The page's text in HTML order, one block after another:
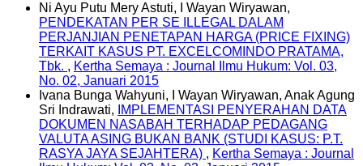
Ni Ayu Putu Mery Astuti, I Wayan Wiryawan,
PENDEKATAN PER SE ILLEGAL DALAM
PERJANJIAN PENETAPAN HARGA (PRICE FIXING)
TERKAIT KASUS PT. EXCELCOMINDO PRATAMA,
Tbk. , Kertha Semaya : Journal Ilmu Hukum: Vol. 03,
No. 02, Januari 2015
Ivana Bunga Wahyuni, I Wayan Wiryawan, Anak Agung
Sri Indrawati,
IMPLEMENTASI PENYERAHAN DATA
DOKUMEN NASABAH TERHADAP PEDAGANG
VALUTA ASING BUKAN BANK (STUDI KASUS: P.T.
RASYA JAYA SEJAHTERA) , Kertha Semaya : Journal